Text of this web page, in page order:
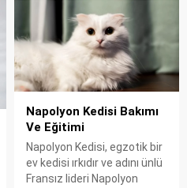
Napolyon Kedisi Bakımı
Ve Eğitimi
Napolyon Kedisi, egzotik bir
ev kedisi ırkıdır ve adını ünlü
Fransız lideri Napolyon